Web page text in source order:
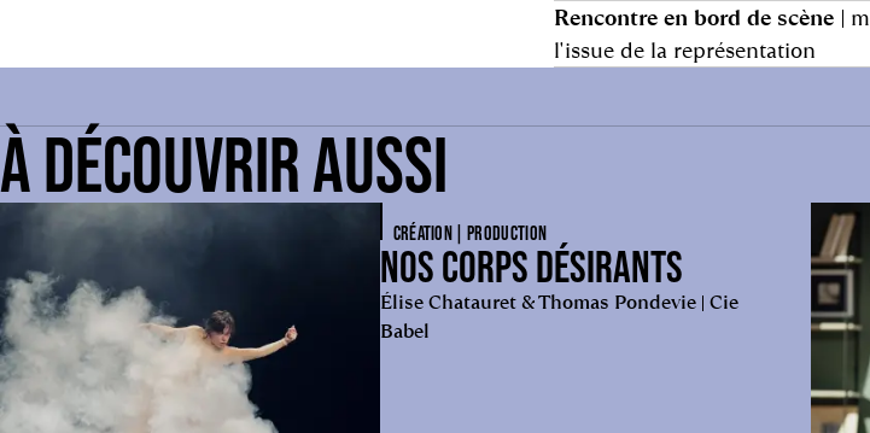
Rencontre en bord de scène|
l'issue de la représentation
À DÉCOUVRIR AUSSI
CRÉATION | PRODUCTION
NOS CORPS DÉSIRANTS
Élise Chatauret & Thomas Pondevie | Cie
Babel